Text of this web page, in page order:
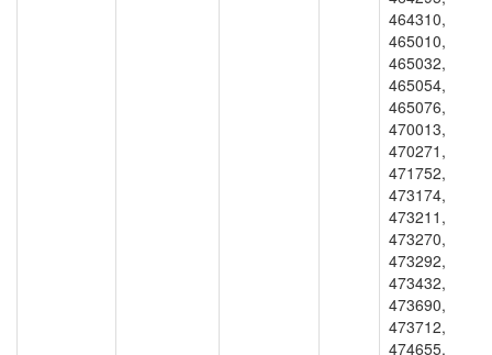
464310,
465010,
465032,
465054,
465076,
470013,
470271,
471752,
473174,
473211,
473270,
473292,
473432,
473690,
473712,
474655,